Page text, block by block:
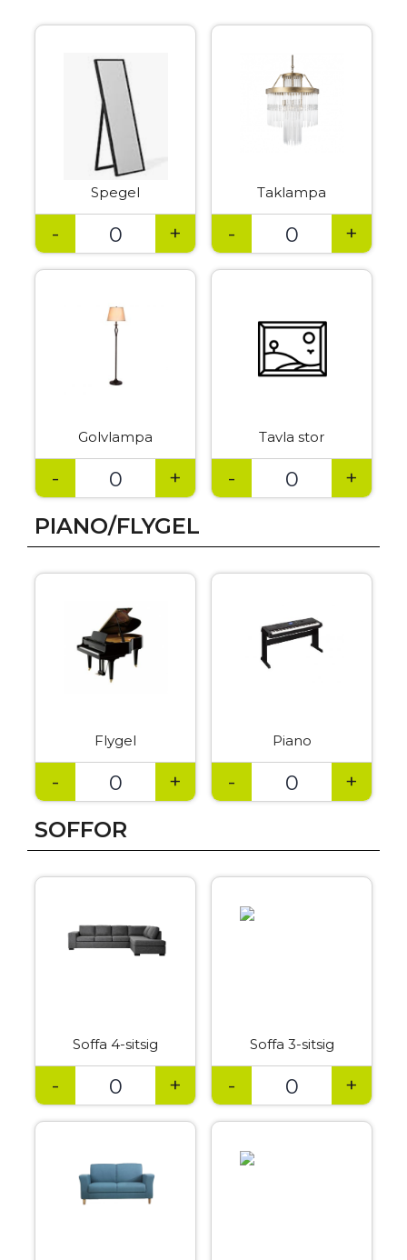
Spegel
- +
Taklampa
- +
Golvlampa
- +
Tavla stor
- +
PIANO/FLYGEL
Flygel
- +
Piano
- +
SOFFOR
Soffa 4-sitsig
- +
Soffa 3-sitsig
- +